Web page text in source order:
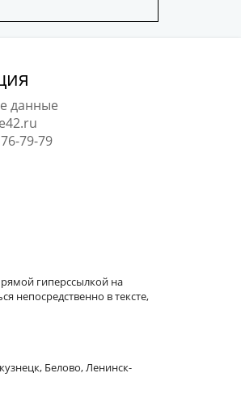
данные
79-79
гиперссылкой на
непосредственно в тексте,
Белово, Ленинск-